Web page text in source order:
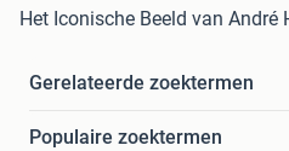
Het Iconische Beeld van André
Gerelateerde zoektermen
Populaire zoektermen